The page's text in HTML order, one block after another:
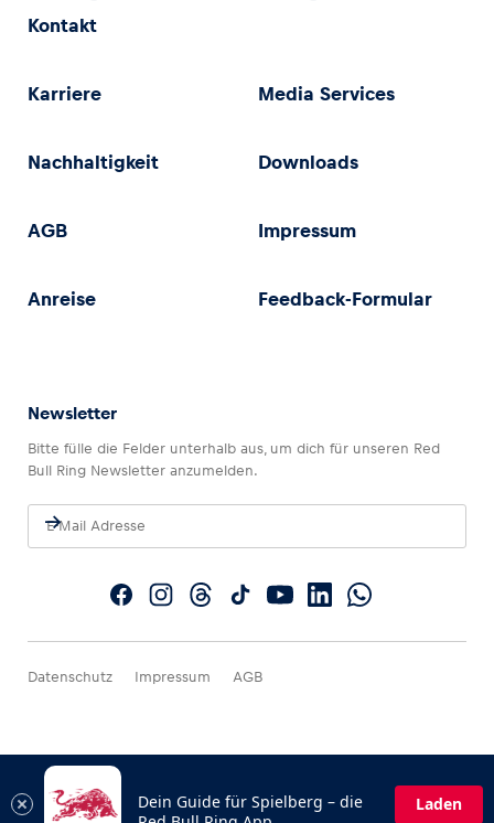
Kontakt
Karriere Media Services
Nachhaltigkeit Downloads
AGB Impressum
Anreise Feedback-Formular
Newsletter
Bitte fülle die Felder unterhalb aus, um dich für unseren Red
Bull Ring Newsletter anzumelden.
Datenschutz Impressum AGB
Dein Guide für Spielberg – die
Laden